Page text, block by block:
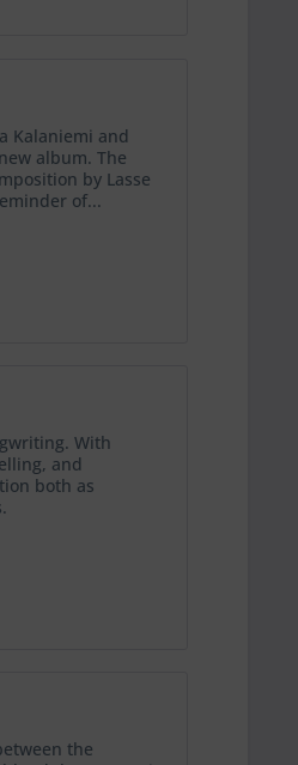
Kalaniemi and
album. The
by Lasse
of...
With
and
both as
the